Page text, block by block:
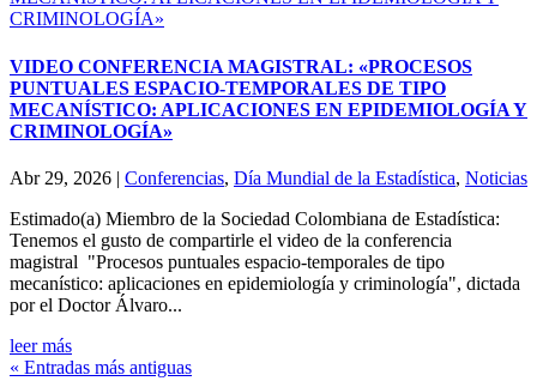
VIDEO CONFERENCIA MAGISTRAL: «PROCESOS
PUNTUALES ESPACIO-TEMPORALES DE TIPO
MECANÍSTICO: APLICACIONES EN EPIDEMIOLOGÍA Y
CRIMINOLOGÍA»
Abr 29, 2026 | Conferencias, Día Mundial de la Estadística, Noticias
Estimado(a) Miembro de la Sociedad Colombiana de Estadística:
Tenemos el gusto de compartirle el video de la conferencia
magistral "Procesos puntuales espacio-temporales de tipo
mecanístico: aplicaciones en epidemiología y criminología", dictada
por el Doctor Álvaro...
leer más
« Entradas más antiguas